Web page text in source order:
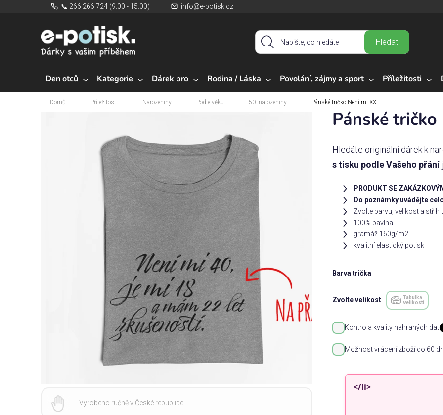
📞 266 266 724 (9:00 - 15:00) info@e-potisk.cz
Hledat
Den otců Kategorie Dárek pro Rodina / Láska Povolání, zájmy a sport Příležitosti
Domů
Domů Příležitosti Narozeniny Podle věku 50. narozeniny Pánské tričko Není mi XX...
Pánské tričko
Hledáte originální dárek k
s tisku podle Vašeho přání
PRODUKT SE
Do poznámky uvádějte
Zvolte barvu, velikost a střih
100% bavlna
gramáž 160g/m2
kvalitní elastický potisk
Barva trička
Zvolte velikost
Tabulka
velikostí
Kontrola kvality nahraných dat
Možnost vrácení zboží do 60
Vyrobeno ručně v České republice